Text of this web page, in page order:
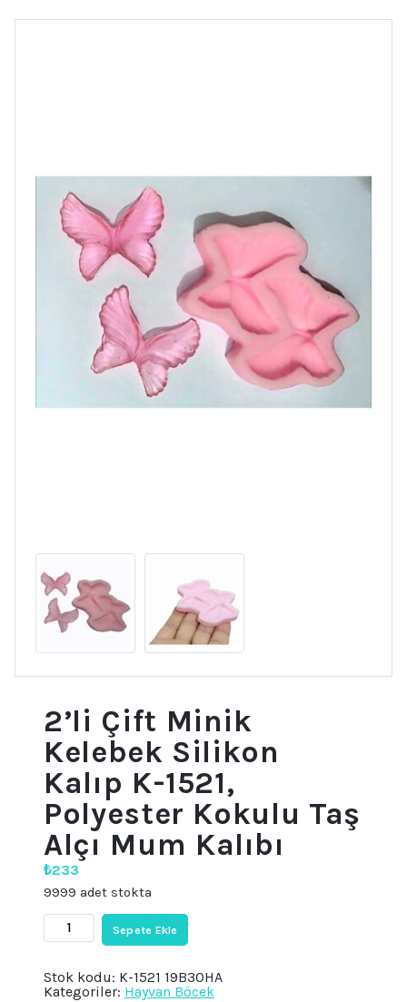
2’li Çift Minik
Kelebek Silikon
Kalıp K-1521,
Polyester Kokulu Taş
Alçı Mum Kalıbı
₺233
9999 adet stokta
2'li
Silikon
Kalıp
Sepete Ekle
Stok kodu: K-1521 19B30HA
Kategoriler: Hayvan Böcek